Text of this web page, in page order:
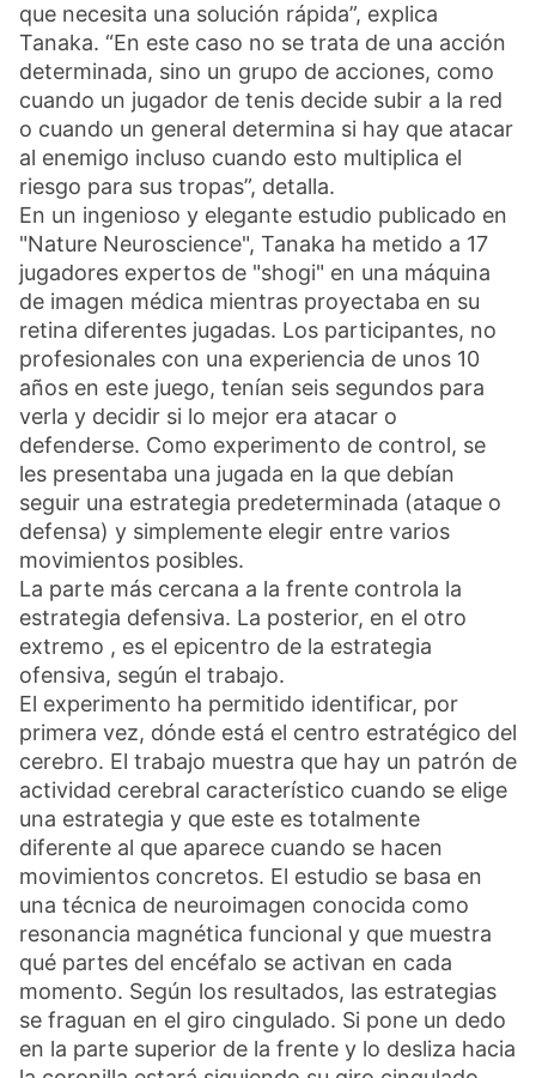
que necesita una solución rápida”, explica
Tanaka. “En este caso no se trata de una acción
determinada, sino un grupo de acciones, como
cuando un jugador de tenis decide subir a la red
o cuando un general determina si hay que atacar
al enemigo incluso cuando esto multiplica el
riesgo para sus tropas”, detalla.
En un ingenioso y elegante estudio publicado en
"Nature Neuroscience", Tanaka ha metido a 17
jugadores expertos de "shogi" en una máquina
de imagen médica mientras proyectaba en su
retina diferentes jugadas. Los participantes, no
profesionales con una experiencia de unos 10
años en este juego, tenían seis segundos para
verla y decidir si lo mejor era atacar o
defenderse. Como experimento de control, se
les presentaba una jugada en la que debían
seguir una estrategia predeterminada (ataque o
defensa) y simplemente elegir entre varios
movimientos posibles.
La parte más cercana a la frente controla la
estrategia defensiva. La posterior, en el otro
extremo , es el epicentro de la estrategia
ofensiva, según el trabajo.
El experimento ha permitido identificar, por
primera vez, dónde está el centro estratégico del
cerebro. El trabajo muestra que hay un patrón de
actividad cerebral característico cuando se elige
una estrategia y que este es totalmente
diferente al que aparece cuando se hacen
movimientos concretos. El estudio se basa en
una técnica de neuroimagen conocida como
resonancia magnética funcional y que muestra
qué partes del encéfalo se activan en cada
momento. Según los resultados, las estrategias
se fraguan en el giro cingulado. Si pone un dedo
en la parte superior de la frente y lo desliza hacia